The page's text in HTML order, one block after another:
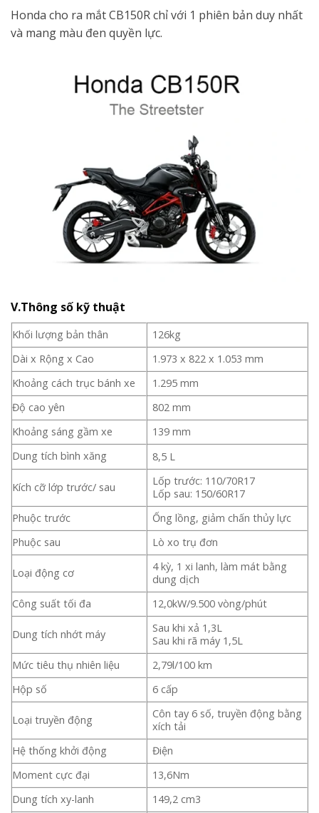
Honda cho ra mắt CB150R chỉ với 1 phiên bản duy nhất
và mang màu đen quyền lực.
V.Thông số kỹ thuật
Khối lượng bản thân
126kg
Dài x Rộng x Cao
1.973 x 822 x 1.053 mm
Khoảng cách trục bánh xe
1.295 mm
Độ cao yên
802 mm
Khoảng sáng gầm xe
139 mm
Dung tích bình xăng
8,5 L
Kích cỡ lớp trước/ sau
Lốp trước: 110/70R17
Lốp sau: 150/60R17
Phuộc trước
Ống lồng, giảm chấn thủy lực
Phuộc sau
Lò xo trụ đơn
Loại động cơ
4 kỳ, 1 xi lanh, làm mát bằng
dung dịch
Công suất tối đa
12,0kW/9.500 vòng/phút
Dung tích nhớt máy
Sau khi xả 1,3L
Sau khi rã máy 1,5L
Mức tiêu thụ nhiên liệu
2,79l/100 km
Hộp số
6 cấp
Loại truyền động
Côn tay 6 số, truyền động bằng
xích tải
Hệ thống khởi động
Điện
Moment cực đại
13,6Nm
Dung tích xy-lanh
149,2 cm3